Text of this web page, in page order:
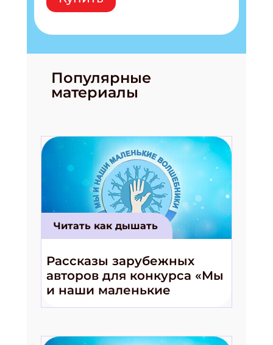
Популярные
материалы
Читать как дышать
Рассказы зарубежных
авторов для конкурса «Мы
и наши маленькие
волшебники!»